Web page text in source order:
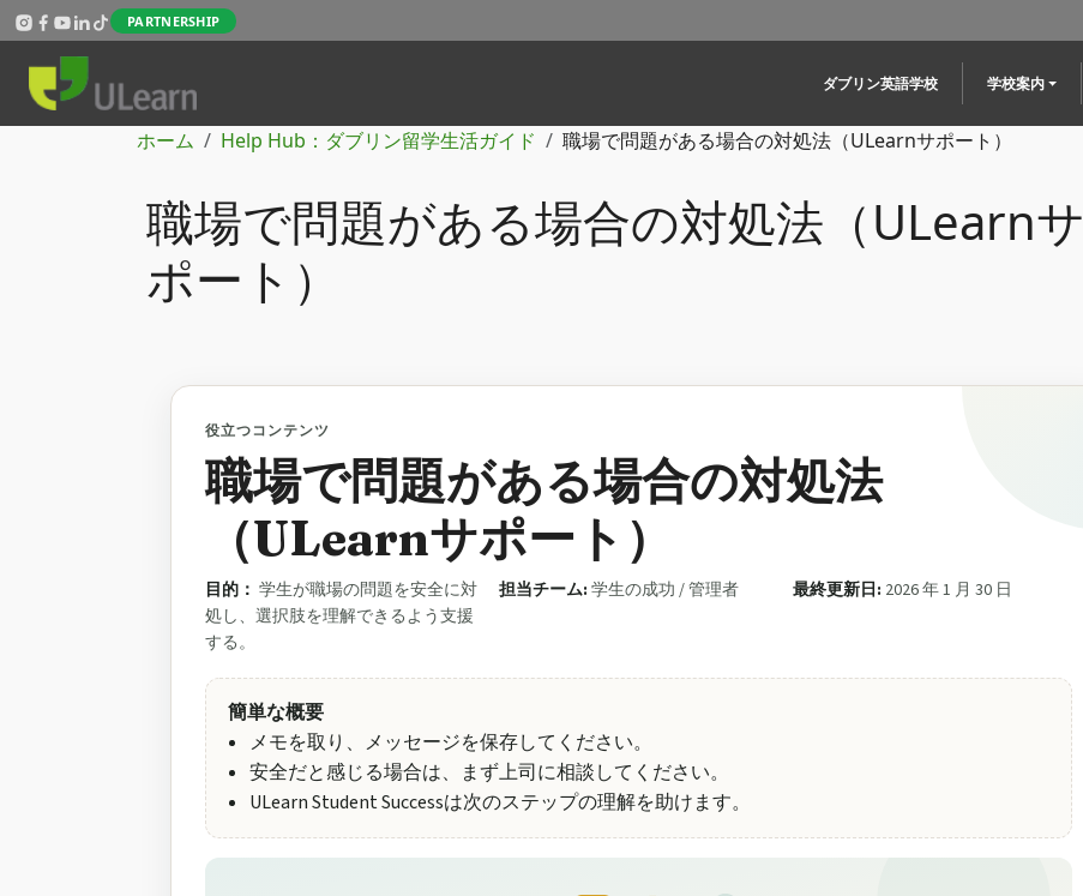
メインコンテンツに移動
PARTNERSHIP
Main navigation
ダブリン英語学校 学校案内
パンくず
ホーム Help Hub：ダブリン留学生活ガイド 職場で問題がある場合の対処法（ULearnサポート）
職場で問題がある場合の対処法（ULearnサ
ポート）
役立つコンテンツ
職場で問題がある場合の対処法
（ULearnサポート）
目的： 学生が職場の問題を安全に対
処し、選択肢を理解できるよう支援
する。
担当チーム: 学生の成功 / 管理者 最終更新日: 2026 年 1 月 30 日
簡単な概要
メモを取り、メッセージを保存してください。
安全だと感じる場合は、まず上司に相談してください。
ULearn Student Successは次のステップの理解を助けます。